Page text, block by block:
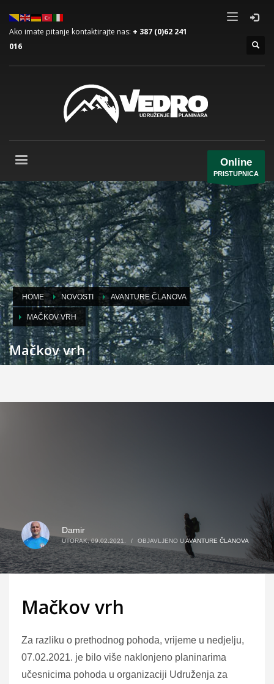
Ako imate pitanje kontaktirajte nas: + 387 (0)62 241
016
Online
PRISTUPNICA
HOME NOVOSTI AVANTURE ČLANOVA
MAČKOV VRH
Mačkov vrh
Damir
UTORAK, 09.02.2021. / OBJAVLJENO UAVANTURE ČLANOVA
Mačkov vrh
Za razliku o prethodnog pohoda, vrijeme u nedjelju,
07.02.2021. je bilo više naklonjeno planinarima
učesnicima pohoda u organizaciji Udruženja za